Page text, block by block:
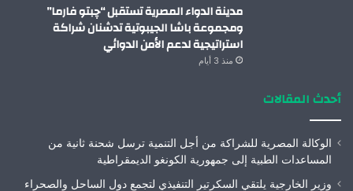
مدينة الدواء المصرية تستقبل “چبتو فارما”
ومجموعة باشا الجيبوتية تدشنان شراكة
استراتيجية لدعم الأمن الدوائي
منذ 3 أيام
أحدث المقالات
الوكالة المصرية للشراكة من أجل التنمية ترسل شحنة ثانية من
المساعدات الطبية إلى جمهورية الكونغو الديمقراطية
وزير الخارجية يلتقي السكرتير التنفيذي لتجمع دول الساحل والصحراء